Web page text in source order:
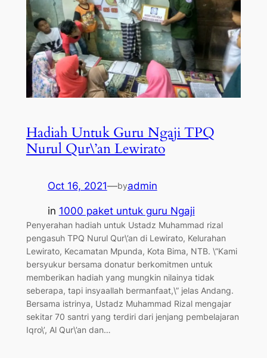
Hadiah Untuk Guru Ngaji TPQ
Nurul Qur\’an Lewirato
Oct 16, 2021—byadmin
in 1000 paket untuk guru Ngaji
Penyerahan hadiah untuk Ustadz Muhammad rizal
pengasuh TPQ Nurul Qur\’an di Lewirato, Kelurahan
Lewirato, Kecamatan Mpunda, Kota Bima, NTB. \”Kami
bersyukur bersama donatur berkomitmen untuk
memberikan hadiah yang mungkin nilainya tidak
seberapa, tapi insyaallah bermanfaat,\” jelas Andang.
Bersama istrinya, Ustadz Muhammad Rizal mengajar
sekitar 70 santri yang terdiri dari jenjang pembelajaran
Iqro\’, Al Qur\’an dan…